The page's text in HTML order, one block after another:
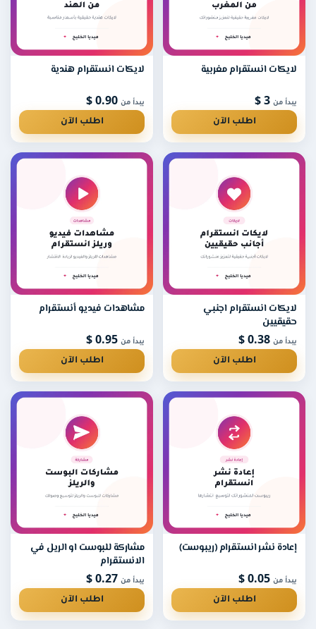
لايكات انستقرام مغربية
يبدأ من
اطلب الآن
لايكات انستقرام هندية
يبدأ من
اطلب الآن
لايكات انستقرام اجنبي
حقيقيين
يبدأ من
اطلب الآن
مشاهدات فيديو أنستقرام
يبدأ من
اطلب الآن
إعادة نشر انستقرام (ريبوست)
يبدأ من
اطلب الآن
مشاركة للبوست او الريل في
الانستقرام
يبدأ من
اطلب الآن